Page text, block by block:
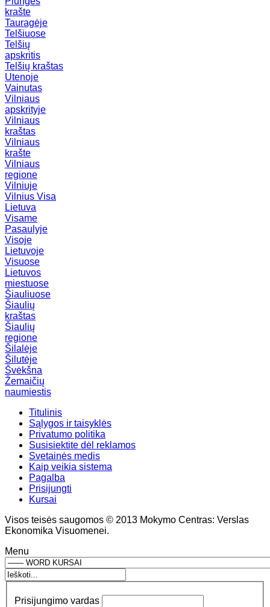
krašte
Tauragėje
Telšiuose
Telšių
apskritis
Telšių kraštas
Utenoje
Vainutas
Vilniaus
apskrityje
Vilniaus
kraštas
Vilniaus
krašte
Vilniaus
regione
Vilniuje
Vilnius Visa
Lietuva
Visame
Pasaulyje
Visoje
Lietuvoje
Visuose
Lietuvos
miestuose
Šiauliuose
Šiaulių
kraštas
Šiaulių
regione
Šilalėje
Šilutėje
Švėkšna
Žemaičių
naumiestis
Titulinis
Sąlygos ir taisyklės
Privatumo politika
Susisiektite dėl reklamos
Svetainės medis
Kaip veikia sistema
Pagalba
Prisijungti
Kursai
Visos teisės saugomos © 2013 Mokymo Centras: Verslas
Ekonomika Visuomenei.
Menu
Prisijungimo vardas